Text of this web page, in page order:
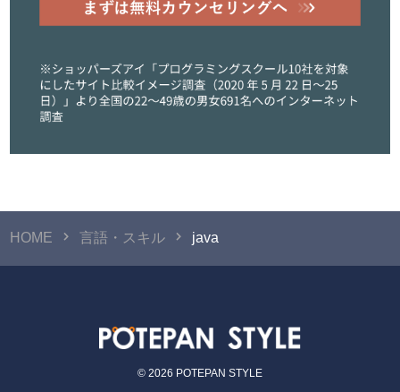
HOME 言語・スキル java
© 2026 POTEPAN STYLE